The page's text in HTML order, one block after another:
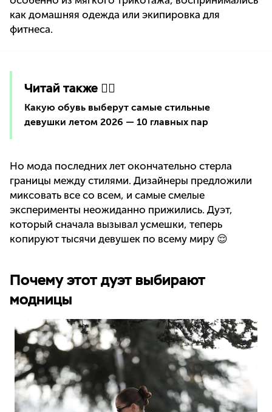
как домашняя одежда или экипировка для
фитнеса.
Читай также 👇🏻
Какую обувь выберут самые стильные
девушки летом 2026 — 10 главных пар
Но мода последних лет окончательно стерла
границы между стилями. Дизайнеры предложили
миксовать все со всем, и самые смелые
эксперименты неожиданно прижились. Дуэт,
который сначала вызывал усмешки, теперь
копируют тысячи девушек по всему миру 😌
Почему этот дуэт выбирают
модницы